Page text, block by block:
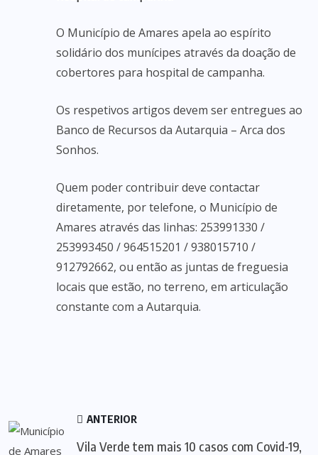
O Município de Amares apela ao espírito
solidário dos munícipes através da doação de
cobertores para hospital de campanha.
Os respetivos artigos devem ser entregues ao
Banco de Recursos da Autarquia – Arca dos
Sonhos.
Quem poder contribuir deve contactar
diretamente, por telefone, o Município de
Amares através das linhas: 253991330 /
253993450 / 964515201 / 938015710 /
912792662, ou então as juntas de freguesia
locais que estão, no terreno, em articulação
constante com a Autarquia.
ANTERIOR
Vila Verde tem mais 10 casos com Covid-19,